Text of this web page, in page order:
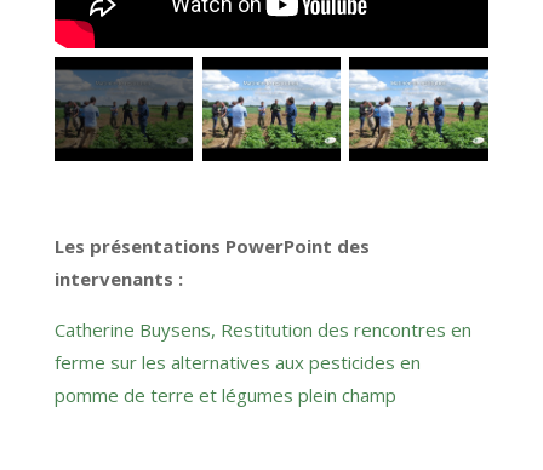
Les présentations PowerPoint des
intervenants :
Catherine Buysens, Restitution des rencontres en
ferme sur les alternatives aux pesticides en
pomme de terre et légumes plein champ